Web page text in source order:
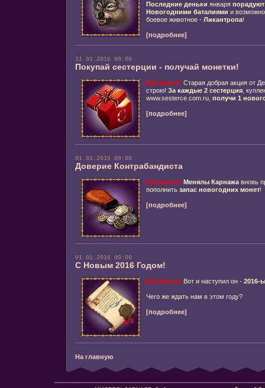
Последние деньки января порадуют
Новогодними баталиями и
боевое животное - Ликантропа!
[подробнее]
11.01.2016 00:00
Покупай сестерции - получай монетки!
Внимание! Старая добрая акция от
строю! За каждые 2 сестерция,
www.sesterce.com.ru, получи 1
[подробнее]
01.01.2016 00:00
Доверие Контрабандиста
Внимание! Менялы Карнажавновь
пополнитьзапас новогодних монет!
[подробнее]
01.01.2016 00:00
С Новым 2016 Годом!
Внимание! Вот и наступил он - 2016-
Чего же ждать нам в этом году?
[подробнее]
На главную